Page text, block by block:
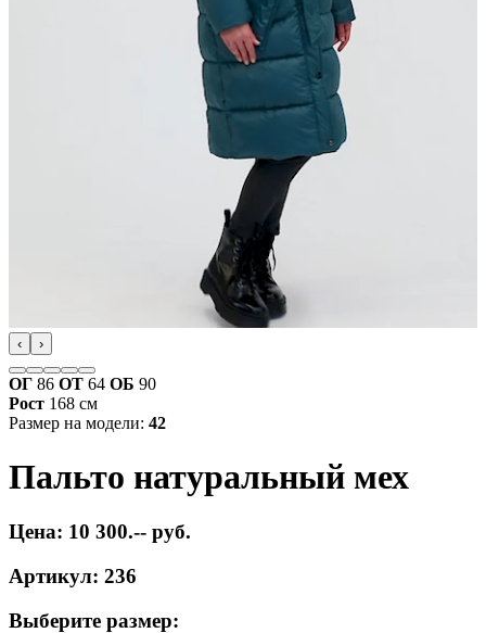
‹ ›
ОГ 86 ОТ 64 ОБ 90
Рост 168 см
Размер на модели: 42
Пальто натуральный мех
Цена: 10 300.-- руб.
Артикул: 236
Выберите размер: